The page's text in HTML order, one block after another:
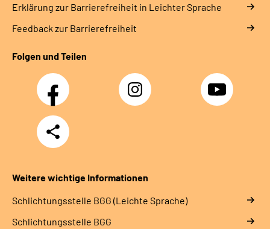
Erklärung zur Barrierefreiheit in Leichter Sprache
Feedback zur Barrierefreiheit
Folgen und Teilen
Facebook Instagram YouTube
Teilen
Weitere wichtige Informationen
Schlich­tungs­stel­le BGG (Leichte Sprache)
Schlich­tungs­stel­le BGG